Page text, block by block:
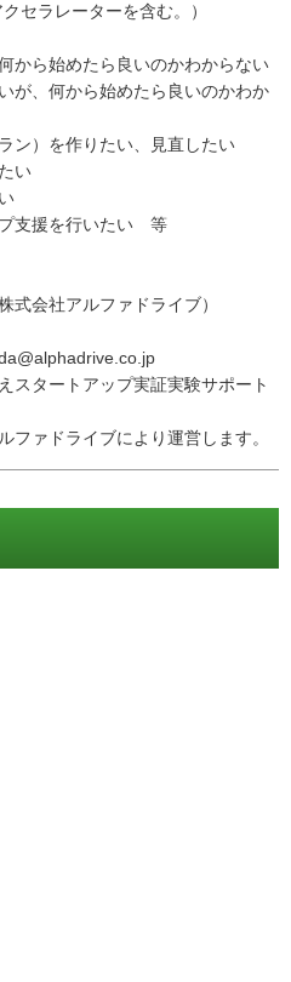
レーターを含む。）
始めたら良いのかわからない
何から始めたら良いのかわか
を作りたい、見直したい
い
援を行いたい 等
会社アルファドライブ）
タートアップ実証実験サポート
ドライブにより運営します。